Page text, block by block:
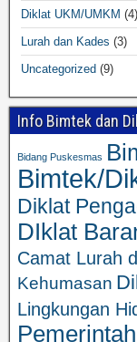
Diklat UKM/UMKM (4)
Lurah dan Kades (3)
Uncategorized (9)
Info Bimtek dan
Bidang Puskesmas
Bimtek/
Diklat
DIklat
Camat Lurah
Kehumasan
Lingkungan